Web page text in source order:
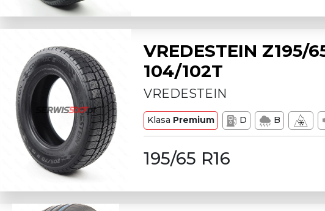
VREDESTEIN Z195/
104/102T
VREDESTEIN
Klasa Premium D B
195/65 R16